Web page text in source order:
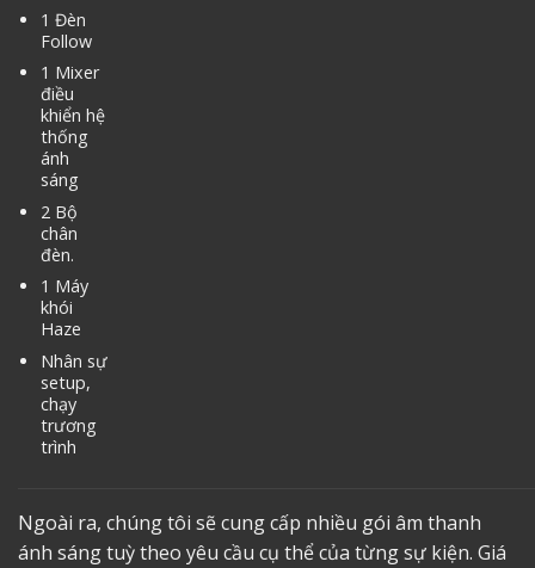
1 Đèn
Follow
1 Mixer
điều
khiển hệ
thống
ánh
sáng
2 Bộ
chân
đèn.
1 Máy
khói
Haze
Nhân sự
setup,
chạy
trương
trình
Ngoài ra, chúng tôi sẽ cung cấp nhiều gói âm thanh
ánh sáng tuỳ theo yêu cầu cụ thể của từng sự kiện. Giá